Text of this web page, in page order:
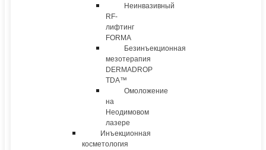
Неинвазивный
RF-
лифтинг
FORMA
Безинъекционная
мезотерапия
DERMADROP
TDA™
Омоложение
на
Неодимовом
лазере
Инъекционная
косметология